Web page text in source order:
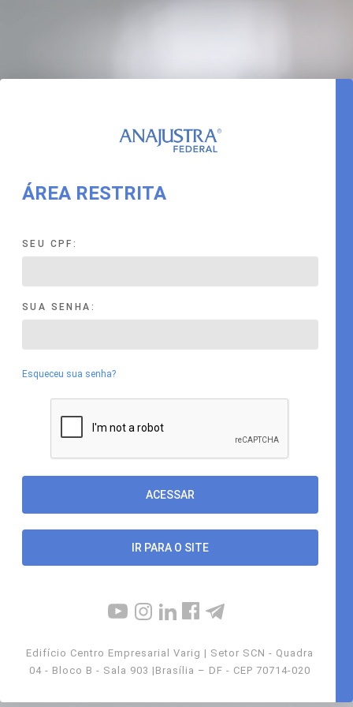
ÁREA RESTRITA
SEU CPF:
SUA SENHA:
Esqueceu sua senha?
IR PARA O SITE
Edifício Centro Empresarial Varig | Setor SCN - Quadra
04 - Bloco B - Sala 903 |Brasília – DF - CEP 70714-020